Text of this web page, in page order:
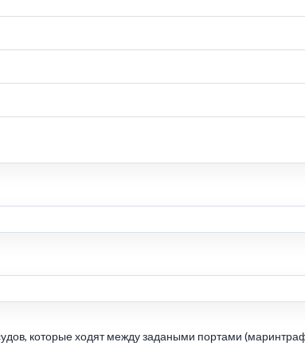
которые ходят между задаными портами